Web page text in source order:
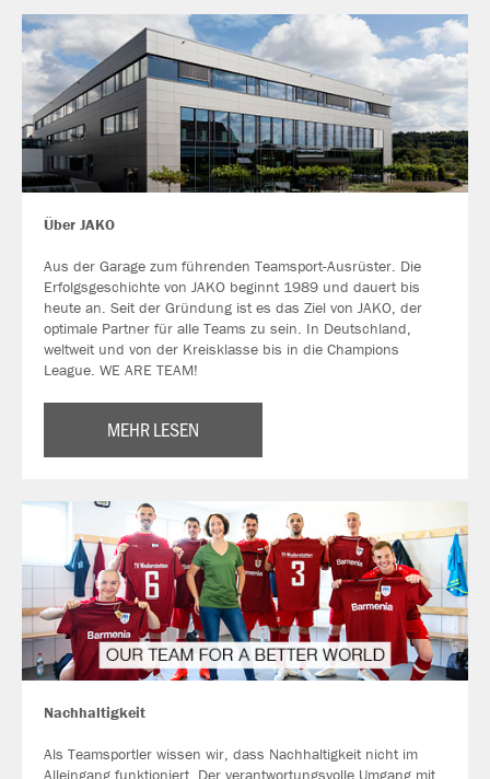
Über JAKO
Aus der Garage zum führenden Teamsport-Ausrüster. Die
Erfolgsgeschichte von JAKO beginnt 1989 und dauert bis
heute an. Seit der Gründung ist es das Ziel von JAKO, der
optimale Partner für alle Teams zu sein. In Deutschland,
weltweit und von der Kreisklasse bis in die Champions
League. WE ARE TEAM!
MEHR LESEN
Nachhaltigkeit
Als Teamsportler wissen wir, dass Nachhaltigkeit nicht im
Alleingang funktioniert. Der verantwortungsvolle Umgang mit